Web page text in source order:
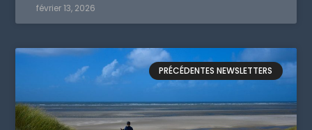
février 13, 2026
PRÉCÉDENTES NEWSLETTERS